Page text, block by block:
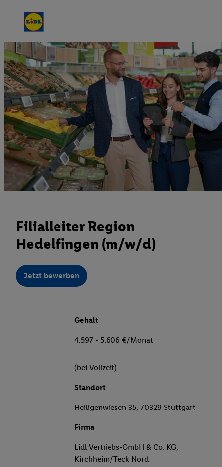
Filialleiter Region
Hedelfingen (m/w/d)
Jetzt bewerben
Gehalt
4.597 - 5.606 €/Monat
(bei Vollzeit)
Standort
Heiligenwiesen 35, 70329 Stuttgart
Firma
Lidl Vertriebs-GmbH & Co. KG,
Kirchheim/Teck Nord